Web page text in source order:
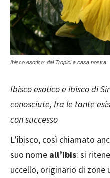
Ibisco esotico: dai Tropici a casa nostra.
Ibisco esotico e ibisco di
conosciute, fra le tante
con successo
L’ibisco, così chiamato
suo nome all’ibis: si
uccello, originario di zone